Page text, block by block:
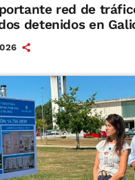
red de
detenidos en